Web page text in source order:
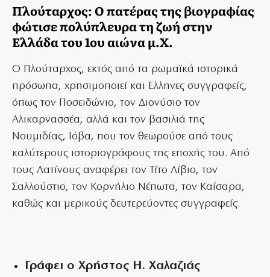
Πλούταρχος: O πατέρας της βιογραφίας
φώτισε πολύπλευρα τη ζωή στην
Ελλάδα του 1ου αιώνα μ.Χ.
Ο Πλούταρχος, εκτός από τα ρωμαϊκά ιστορικά
πρόσωπα, χρησιμοποιεί και Ελληνες συγγραφείς,
όπως τον Ποσειδώνιο, τον Διονύσιο τον
Αλικαρνασσέα, αλλά και τον βασιλιά της
Νουμιδίας, Ιόβα, που τον θεωρούσε από τους
καλύτερους ιστοριογράφους της εποχής του. Από
τους Λατίνους αναφέρει τον Τίτο Λίβιο, τον
Σαλλούστιο, τον Κορνήλιο Νέπωτα, τον Καίσαρα,
καθώς και μερικούς δευτερεύοντες συγγραφείς.
Γράφει ο Χρήστος Η. Χαλαζιάς